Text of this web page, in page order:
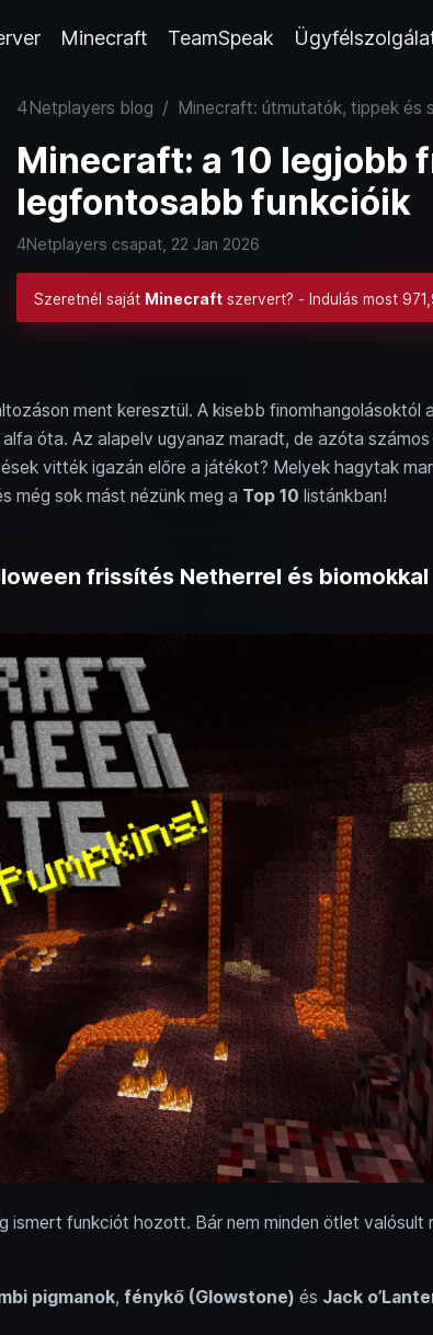
Minecraft TeamSpeak
4Netplayers blog / Minecraft: útmutatók, tippek és
Minecraft: a 10 legjobb
legfontosabb funkcióik
4Netplayers csapat, 22 Jan 2026
Szeretnél saját Minecraftszervert? - Indulás most
ment keresztül. A kisebb finomhangolásoktól
óta. Az alapelv ugyanaz maradt, de azóta
vitték igazán előre a játékot? Melyek hagytak
még sok mást nézünk meg a Top 10 listánkban!
frissítés Netherrel és biomokkal
ismert funkciót hozott. Bár nem minden ötlet valósult
pigmanok, fénykő (Glowstone) és Jack